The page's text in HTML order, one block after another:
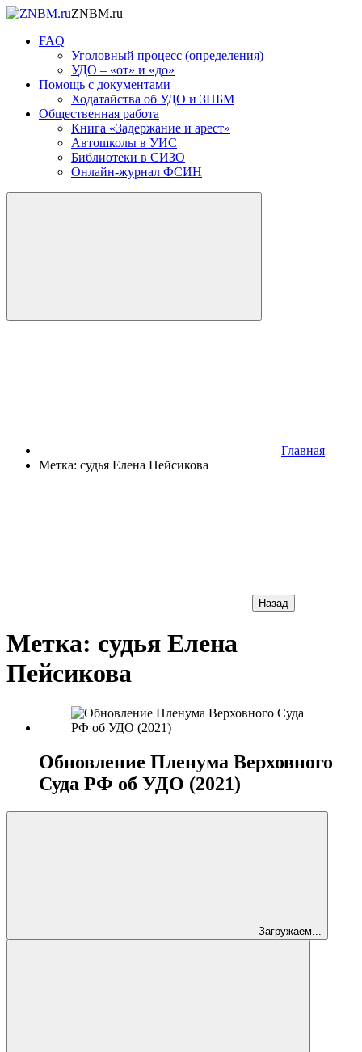
ZNBM.ru
FAQ
Уголовный процесс (определения)
УДО – «от» и «до»
Помощь с документами
Ходатайства об УДО и ЗНБМ
Общественная работа
Книга «Задержание и арест»
Автошколы в УИС
Библиотеки в СИЗО
Онлайн-журнал ФСИН
Главная
Метка: судья Елена Пейсикова
Назад
Метка: судья Елена
Пейсикова
Обновление Пленума Верховного
Суда РФ об УДО (2021)
Загружаем...